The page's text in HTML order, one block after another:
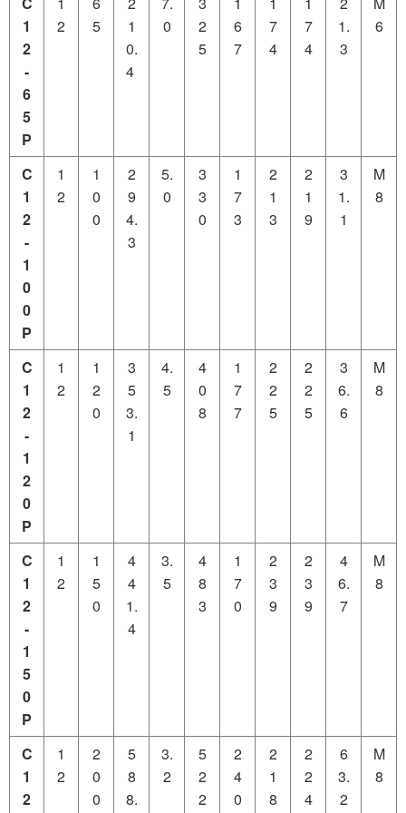
1
2
-
6
5
P
2
5
1
0.
4
0
2
5
6
7
7
4
7
4
1.
3
6
C
1
2
-
1
0
0
P
1
2
1
0
0
2
9
4.
3
5.
0
3
3
0
1
7
3
2
1
3
2
1
9
3
1.
1
M
8
C
1
2
-
1
2
0
P
1
2
1
2
0
3
5
3.
1
4.
5
4
0
8
1
7
7
2
2
5
2
2
5
3
6.
6
M
8
C
1
2
-
1
5
0
P
1
2
1
5
0
4
4
1.
4
3.
5
4
8
3
1
7
0
2
3
9
2
3
9
4
6.
7
M
8
C
1
2
1
2
2
0
0
5
8
8.
3.
2
5
2
2
2
4
0
2
1
8
2
2
4
6
3.
2
M
8